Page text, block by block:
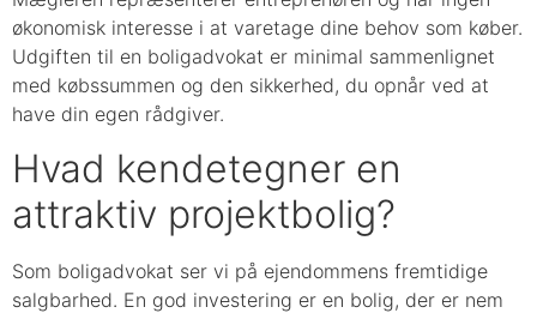
økonomisk interesse i at varetage dine behov som køber.
Udgiften til en boligadvokat er minimal sammenlignet
med købssummen og den sikkerhed, du opnår ved at
have din egen rådgiver.
Hvad kendetegner en
attraktiv projektbolig?
Som boligadvokat ser vi på ejendommens fremtidige
salgbarhed. En god investering er en bolig, der er nem